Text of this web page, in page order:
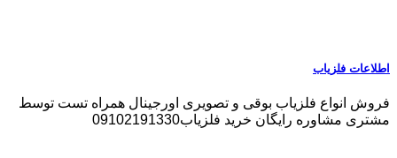
اطلاعات فلزیاب
فروش انواع فلزیاب بوقی و تصویری اورجینال همراه تست توسط
مشتری مشاوره رایگان خرید فلزیاب09102191330